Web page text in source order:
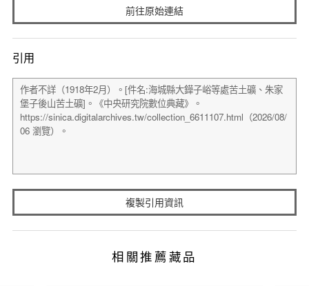
前往原始連結
引用
複製引用資訊
相關推薦藏品